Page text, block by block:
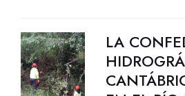
LA